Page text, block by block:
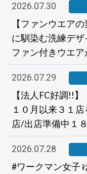
2026.07.30
【ファンウエア
に馴染む洗練デ
ファン付きウエ
2026.07.29
【法人FC好調!!
１０月以来３１
店/出店準備中１
2026.07.28
#ワークマン女子